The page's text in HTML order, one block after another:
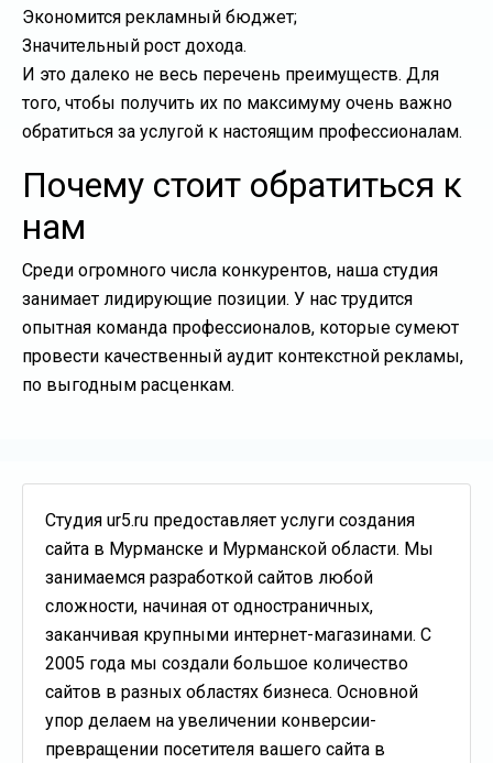
Экономится рекламный бюджет;
Значительный рост дохода.
И это далеко не весь перечень преимуществ. Для
того, чтобы получить их по максимуму очень важно
обратиться за услугой к настоящим профессионалам.
Почему стоит обратиться к
нам
Среди огромного числа конкурентов, наша студия
занимает лидирующие позиции. У нас трудится
опытная команда профессионалов, которые сумеют
провести качественный аудит контекстной рекламы,
по выгодным расценкам.
Студия ur5.ru предоставляет услуги создания
сайта в Мурманске и Мурманской области. Мы
занимаемся разработкой сайтов любой
сложности, начиная от одностраничных,
заканчивая крупными интернет-магазинами. С
2005 года мы создали большое количество
сайтов в разных областях бизнеса. Основной
упор делаем на увеличении конверсии-
превращении посетителя вашего сайта в